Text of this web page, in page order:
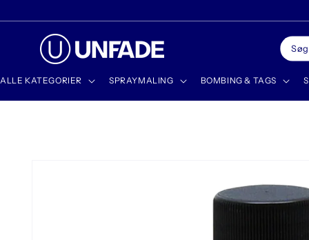
indhold
Søg
ALLE KATEGORIER SPRAYMALING BOMBING & TAGS